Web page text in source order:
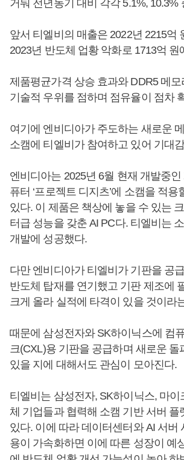
거둬 전년동기 대비 각각 5.1%, 10.3%
앞서 티엘비의 매출은 2022년 2215억
2023년 반도체 업황 악화로 1713억 원
제품평균가격 상승 효과와 DDR5 메모
기술적 우위를 점하며 점유율이 점차
여기에 엔비디아가 주도하는 새로운
소캠에 티엘비가 참여하고 있어 기대
엔비디아는 2025년 6월 현재 개발중
퓨터 ‘프로젝트 디지츠’에 소캠을 적
있다. 이 제품은 책상에 놓을 수 있는
터급 성능을 갖춘 AI PC다. 티엘비는
개발에 성공했다.
다만 엔비디아가 티엘비가 기판을 공
반도체 탑재를 연기했고 기판 제조에
크게 올라 실적에 타격이 있을 것이라
때문에 삼성전자와 SK하이닉스에 컴
크(CXL)용 기판을 공급하며 새로운 돌
있을 지에 대해서도 관심이 모아진다.
티엘비는 삼성전자, SK하이닉스, 마이
체 기업들과 협력해 소캠 기반 서버 플
있다. 이에 따라 데이터센터와 AI 서버
용이 가속화하면 이에 따른 성장이 예